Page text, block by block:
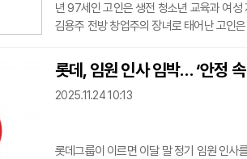
년 97세인 고인은 생전 청소년 교육과 여
김용주 전방 창업주의 장녀로 태어난 고인
체협회 회장 등을 역임하며 교육계와 사회
상과 양성평등에 기여한 공로를 인정받아
소년 교육에 있어 자
롯데, 임원 인사 임박… ‘안정
2025.11.24 10:13
롯데그룹이 이르면 이달 말 정기 임원 인사